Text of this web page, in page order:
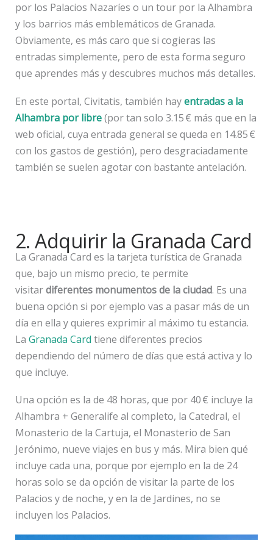
por los Palacios Nazaríes o un tour por la Alhambra
y los barrios más emblemáticos de Granada.
Obviamente, es más caro que si cogieras las
entradas simplemente, pero de esta forma seguro
que aprendes más y descubres muchos más detalles.
En este portal, Civitatis, también hayentradas a la
Alhambra por libre(por tan solo 3.15 € más que en la
web oficial, cuya entrada general se queda en 14.85 €
con los gastos de gestión), pero desgraciadamente
también se suelen agotar con bastante antelación.
2. Adquirir la Granada Card
La Granada Card es la tarjeta turística de Granada
que, bajo un mismo precio, te permite
visitardiferentes monumentos de la ciudad. Es una
buena opción si por ejemplo vas a pasar más de un
día en ella y quieres exprimir al máximo tu estancia.
La Granada Card tiene diferentes precios
dependiendo del número de días que está activa y lo
que incluye.
Una opción es la de 48 horas, que por 40 € incluye la
Alhambra + Generalife al completo, la Catedral, el
Monasterio de la Cartuja, el Monasterio de San
Jerónimo, nueve viajes en bus y más. Mira bien qué
incluye cada una, porque por ejemplo en la de 24
horas solo se da opción de visitar la parte de los
Palacios y de noche, y en la de Jardines, no se
incluyen los Palacios.